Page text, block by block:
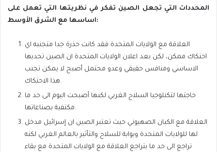
المحددات التي تجعل الصين تفكر في نظريتها التي تعمل على
اساسها مع الشرق الأوسط:
العلاقة مع الولايات المتحدة فقد كانت حذرة جدا متجنبه اي
احتكاك ممكن، لكن بعد اعلان الولايات المتحدة ان الصين تحديها
الاساسي ومنافس حقيقي وعدو محتمل أصبح لا يمكن تجنب
هذا الاحتكاك.
حاجتها لتكنلوجيا السلاح الغربي لكنها أصبحت اليوم الى حد ما
مكتفية بصناعاتها.
العلاقة مع الكيان الصهيوني حيث تعتبر الصين ان إسرائيل مدخل
لها للولايات المتحدة وبوابة للسلاح والتأثير بالعالم الغربي لكنه
تراجع الى حد ما بتراجع العلاقة مع الولايات المتحدة مع بقاء